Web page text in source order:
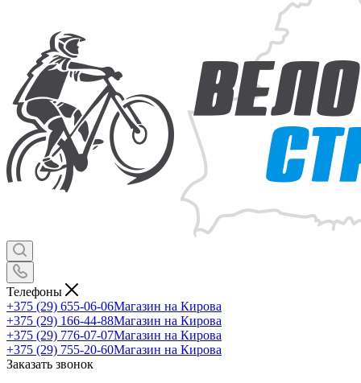
Телефоны
+375 (29) 655-06-06Магазин на Кирова
+375 (29) 166-44-88Магазин на Кирова
+375 (29) 776-07-07Магазин на Кирова
+375 (29) 755-20-60Магазин на Кирова
Заказать звонок